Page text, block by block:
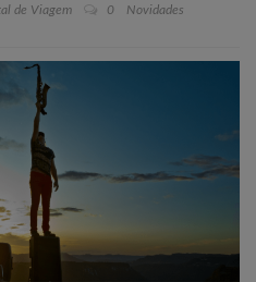
de Viagem 0 Novidades